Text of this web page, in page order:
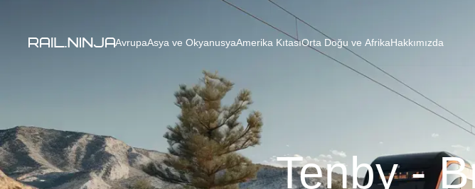
AvrupaAsya ve OkyanusyaAmerika KıtasıOrta Doğu ve AfrikaHakkımızda
Tenby -